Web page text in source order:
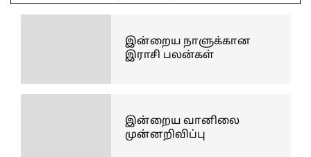
இன்றைய நாளுக்கான
இராசி பலன்கள்
இன்றைய வானிலை
முன்னறிவிப்பு